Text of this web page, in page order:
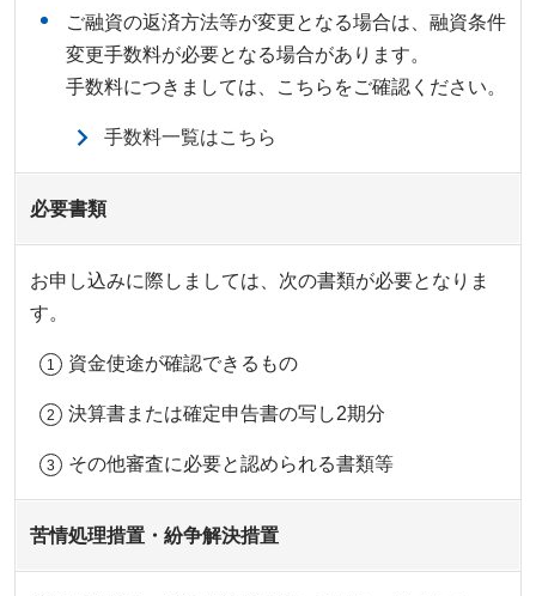
ご融資の返済方法等が変更となる場合は、融資条件
変更手数料が必要となる場合があります。
手数料につきましては、こちらをご確認ください。
手数料一覧はこちら
必要書類
お申し込みに際しましては、次の書類が必要となりま
す。
資金使途が確認できるもの
決算書または確定申告書の写し2期分
その他審査に必要と認められる書類等
苦情処理措置・紛争解決措置